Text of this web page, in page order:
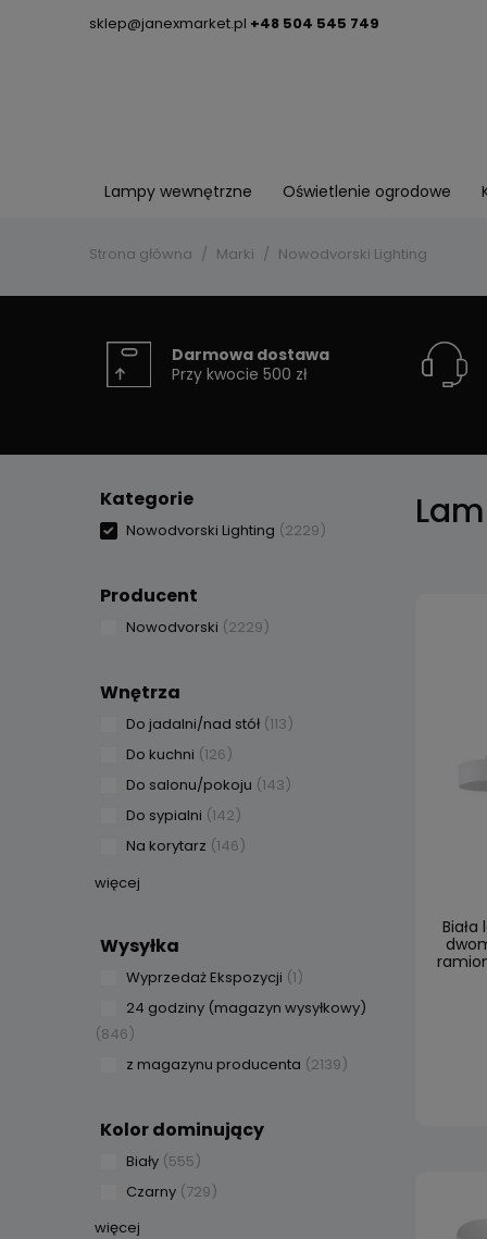
sklep@janexmarket.pl +48 504 545 749
Lampy wewnętrzne Oświetlenie ogrodowe
Strona główna Marki Nowodvorski Lighting
Darmowa dostawa
Przy kwocie 500 zł
Kategorie
Nowodvorski Lighting (2229)
Producent
Nowodvorski (2229)
Wnętrza
Do jadalni/nad stół (113)
Do kuchni (126)
Do salonu/pokoju (143)
Do sypialni (142)
Na korytarz (146)
więcej
Wysyłka
Wyprzedaż Ekspozycji (1)
24 godziny (magazyn wysyłkowy)
(846)
z magazynu producenta (2139)
Kolor dominujący
Biały (555)
Czarny (729)
więcej